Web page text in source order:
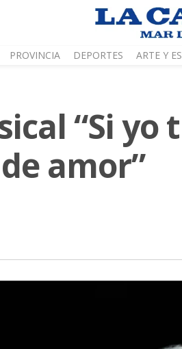
PROVINCIA DEPORTES ARTE Y
“Si yo
amor”